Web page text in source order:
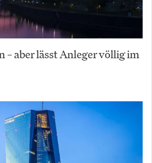
– aber lässt Anleger völlig im